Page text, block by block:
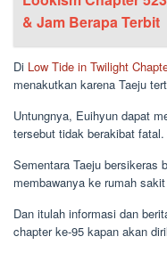
& Jam Berapa Terbit
Di Low Tide in Twilight
menakutkan karena Taeju
Untungnya, Euihyun dapat
tersebut tidak berakibat fatal.
Sementara Taeju bersikeras
membawanya ke rumah
Dan itulah informasi dan
chapter ke-95 kapan akan